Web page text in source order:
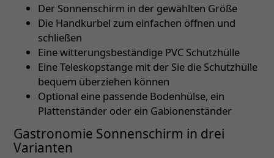
Der Sonnenschirm in der gewählten Größe
Die Handkurbel zum einfachen öffnen und
schließen
Eine witterungsbeständige PVC Schutzhülle
Eine Teleskopstange mit der Sie die Schutzhülle
bequem überziehen können
Optional eine passende Bodenhülse, ein
Plattenständer oder ein Gabionenständer
Gastronomie Sonnenschirm in drei
Varianten